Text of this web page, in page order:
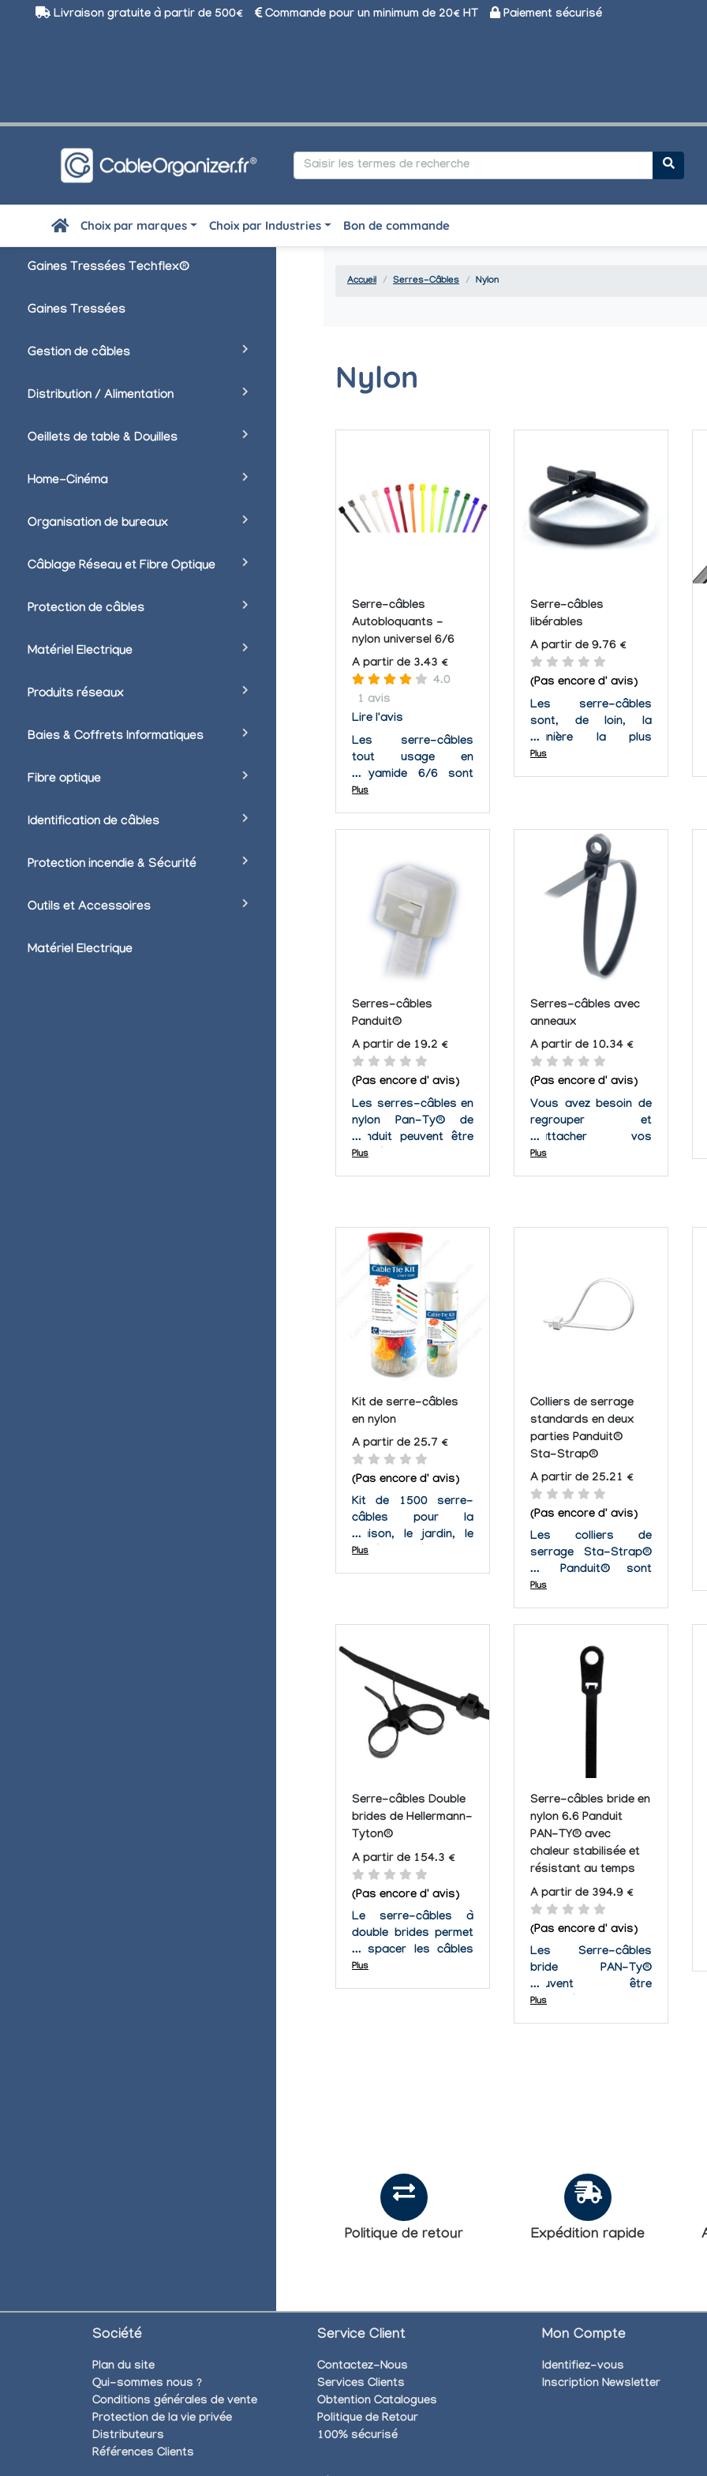
Livraison gratuite à partir de 500€ Commande pour un minimum de 20€ HT Paiement sécurisé
Choix par marques Choix par Industries Bon de commande
Gaines Tressées Techflex®
Gaines Tressées
Gestion de câbles
Distribution / Alimentation
Oeillets de table & Douilles
Home-Cinéma
Organisation de bureaux
Câblage Réseau et Fibre Optique
Protection de câbles
Matériel Electrique
Produits réseaux
Baies & Coffrets Informatiques
Fibre optique
Identification de câbles
Protection incendie & Sécurité
Outils et Accessoires
Matériel Electrique
Accueil Serres-Câbles Nylon
Nylon
Serre-câbles
Autobloquants -
nylon universel 6/6
A partir de 3.43 €
4.0
1 avis
Lire l'avis
Les serre-câbles
tout usage en
polyamide 6/6 sont
indispensables pour
service en continu
inférieure à 65.55°C.
Les serres-câbles en
Nylon 6/6 répondent à
la norme...
Plus
Serre-câbles
libérables
A partir de 9.76 €
(Pas encore d' avis)
Les serre-câbles
sont, de loin, la
manière la plus
économique de fixer
Plus
Serres-câbles
Panduit®
A partir de 19.2 €
(Pas encore d' avis)
Les serres-câbles en
nylon Pan-Ty® de
Panduit peuvent être
utilisés dans des
empaqueter des fils
ensemble dans la
maison. Ces serres-
câbles en nylon sont
adaptables à
n'importe...
Plus
Serres-câbles avec
anneaux
A partir de 10.34 €
(Pas encore d' avis)
Vous avez besoin de
regrouper et
d'attacher vos
câbles. Ce produit est
produit est fabriqué
en incorporant des...
Plus
Kit de serre-câbles
en nylon
A partir de 25.7 €
(Pas encore d' avis)
Kit de 1500 serre-
câbles pour la
maison, le jardin, le
matériel électrique,
Plus
Colliers de serrage
standards en deux
parties Panduit®
Sta-Strap®
A partir de 25.21 €
(Pas encore d' avis)
Les colliers de
serrage Sta-Strap®
de Panduit® sont
conçus en utilisant un
d'installation. Ces
serres-câbles
libérables s'installent
à la main de façon
Plus
Serre-câbles Double
brides de Hellermann-
Tyton®
A partir de 154.3 €
(Pas encore d' avis)
Le serre-câbles à
double brides permet
d'espacer les câbles
les uns par rapport
Plus
Serre-câbles bride en
nylon 6.6 Panduit
PAN-TY® avec
chaleur stabilisée et
résistant au temps
A partir de 394.9 €
(Pas encore d' avis)
Les Serre-câbles
bride PAN-Ty®
peuvent être
employées pour
Plus
Politique de retour Expédition rapide
Société
Plan du site
Qui-sommes nous ?
Conditions générales de vente
Protection de la vie privée
Distributeurs
Références Clients
Service Client
Contactez-Nous
Services Clients
Obtention Catalogues
Politique de Retour
100% sécurisé
Mon Compte
Identifiez-vous
Inscription Newsletter